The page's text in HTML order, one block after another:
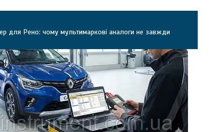
для Рено: чому мультимаркові аналоги не завжди